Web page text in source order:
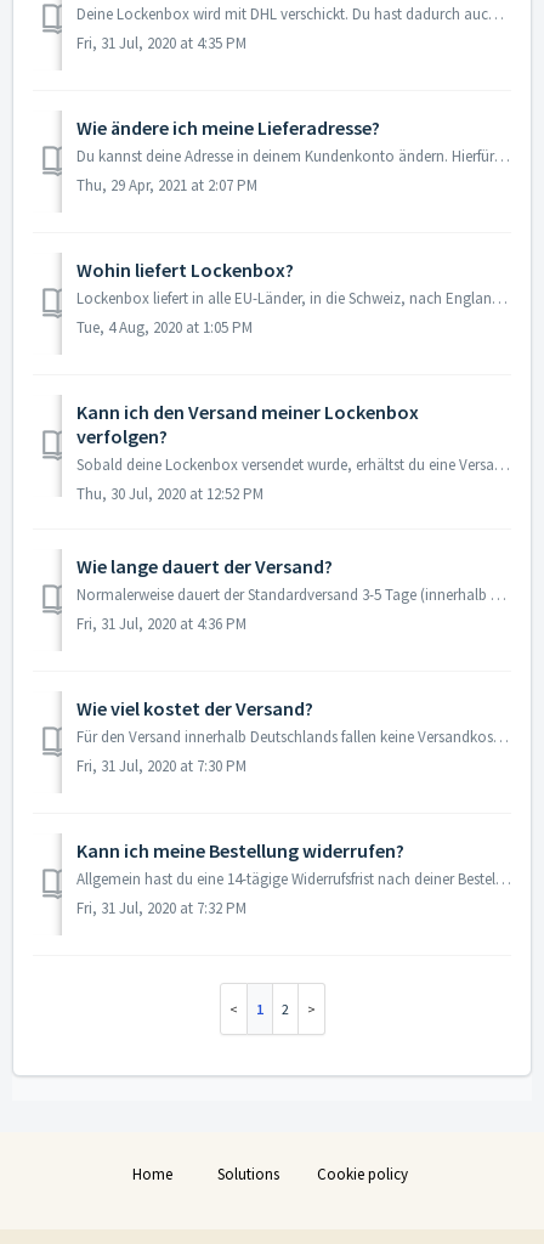
Deine Lockenbox wird mit DHL verschickt. Du hast dadurch auch die Möglichkeit, deine Box an eine DHL Packstation schicken zu lassen. Trage hierzu die Packst...
Fri, 31 Jul, 2020 at 4:35 PM
Wie ändere ich meine Lieferadresse?
Du kannst deine Adresse in deinem Kundenkonto ändern. Hierfür musst du dich lediglich anmelden und unter dem Punkt "Lieferadresse ändern/Change shippin...
Thu, 29 Apr, 2021 at 2:07 PM
Wohin liefert Lockenbox?
Lockenbox liefert in alle EU-Länder, in die Schweiz, nach England und nach Norwegen. Für den Versand innerhalb Deutschlands fallen keine Versandkosten ...
Tue, 4 Aug, 2020 at 1:05 PM
Kann ich den Versand meiner Lockenbox
verfolgen?
Sobald deine Lockenbox versendet wurde, erhältst du eine Versandbestätigung per E‐Mail. Diese enthält eine Sendungsnummer, die du bei DHL verfolgen kannst.
Thu, 30 Jul, 2020 at 12:52 PM
Wie lange dauert der Versand?
Normalerweise dauert der Standardversand 3-5 Tage (innerhalb von Deutschland). Aufgrund der Covid-19-Situation kann die Versanddauer im Moment abweichen und...
Fri, 31 Jul, 2020 at 4:36 PM
Wie viel kostet der Versand?
Für den Versand innerhalb Deutschlands fallen keine Versandkosten an. Die Versandkosten für alle weiteren Länder findest du hier.
Fri, 31 Jul, 2020 at 7:30 PM
Kann ich meine Bestellung widerrufen?
Allgemein hast du eine 14-tägige Widerrufsfrist nach deiner Bestellung. Beachte aber, dass wir keine angebrochenen oder bereits benutzen Produkte zurücknehm...
Fri, 31 Jul, 2020 at 7:32 PM
1 2
Home Solutions Cookie policy